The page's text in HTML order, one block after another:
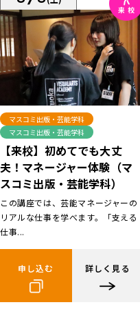
マスコミ出版・芸能学科
マスコミ出版・芸能学科
【来校】初めてでも大丈
夫！マネージャー体験（マ
スコミ出版・芸能学科）
この講座では、芸能マネージャーの
リアルな仕事を学べます。「支える
仕事...
申し込む 詳しく見る